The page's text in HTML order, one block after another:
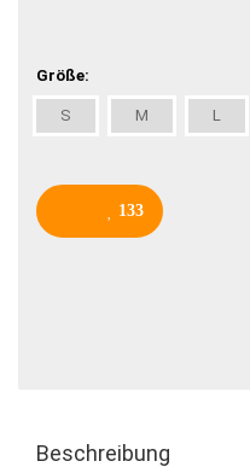
Größe:
S M L
133
Beschreibung